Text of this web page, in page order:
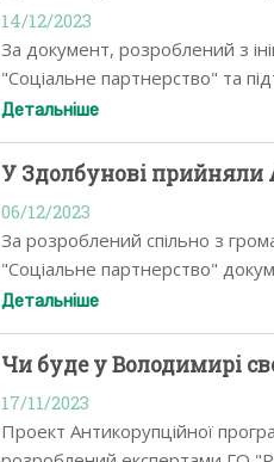
14/12/2023
За документ, розроблений з
"Соціальне партнерство" та
проголосували депутати
Детальніше
У Здолбунові
06/12/2023
За розроблений спільно з
"Соціальне партнерство"
(більше…)
Детальніше
Чи буде у Володимирі
17/11/2023
Проект Антикорупційної